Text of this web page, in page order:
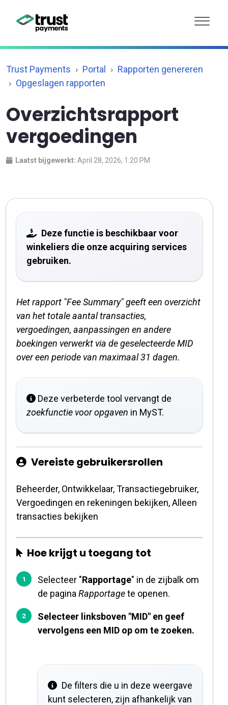
Trust Payments Portal
Rapporten genereren
Opgeslagen rapporten
Overzichtsrapport
vergoedingen
Laatst bijgewerkt: April 28, 2026, 1:20 PM
Deze functie is beschikbaar voor
winkeliers die onze acquiring services
gebruiken.
Het rapport "Fee Summary" geeft een overzicht
van het totale aantal transacties,
vergoedingen, aanpassingen en andere
boekingen verwerkt via de geselecteerde MID
over een periode van maximaal 31 dagen.
Deze verbeterde tool vervangt de
zoekfunctie voor opgaven in MyST.
Vereiste gebruikersrollen
Beheerder, Ontwikkelaar, Transactiegebruiker,
Vergoedingen en rekeningen bekijken, Alleen
transacties bekijken
Hoe krijgt u toegang tot
Selecteer "Rapportage" in de zijbalk om
de pagina Rapportagete openen.
Selecteer linksboven "MID" en geef
vervolgens een MID op om te zoeken.
De filters die u in deze weergave
kunt selecteren, zijn afhankelijk van